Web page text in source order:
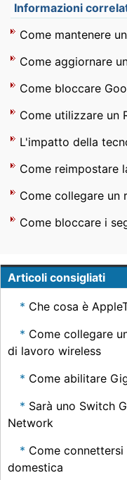
Informazioni
Come mantenere
Come bloccare
L'impatto della
Come reimpostare
Come bloccare i
Articoli consigliati
Che cosa è
Come collegare
di lavoro wireless
Come abilitare
Sarà uno Switch
Network
Come
domestica